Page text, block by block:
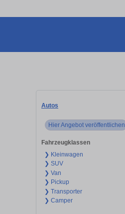
Autos
Hier Angebot veröffentlichen
Fahrzeugklassen
❯ Kleinwagen
❯ SUV
❯ Van
❯ Pickup
❯ Transporter
❯ Camper